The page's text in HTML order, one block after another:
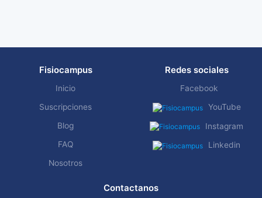
Fisiocampus
Inicio
Suscripciones
Blog
FAQ
Nosotros
Redes sociales
Facebook
YouTube
Instagram
Linkedin
Contactanos